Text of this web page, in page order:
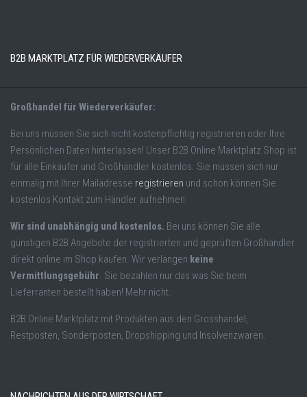
B2B MARKTPLATZ FÜR WIEDERVERKÄUFER
Großhandel für Wiederverkäufer:
Bei uns müssen Sie sich nicht kostenpflichtig registrieren oder Ihre
Persönlichen Daten hinterlassen! Unser B2B Online Marktplatz Shop ist
für alle Einkäufer und Großhändler kostenlos. Sie müssen sich nur
einmalig mit Ihrer Mailadresse registrieren und schon können Sie
kostenlos Kontakt zum Händler aufnehmen.
Wir sind unabhängig und kostenlos. Bei uns können Sie alle
günstigen B2B Angebote der registrierten und geprüften Großhändler
direkt online im Shop kaufen. Wir verlangen keine
Vermittlungsgebühr . Sie bezahlen nur das was Sie beim
Lieferranten bestellt haben! Mehr nicht.
B2B Online Marktplatz mit Produkten aus den Grosshandel,
Restposten, Sonderposten, Dropshipping und Insolvenzwaren.